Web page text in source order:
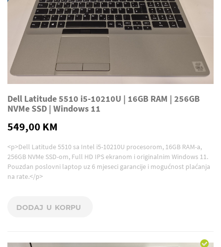
Dell Latitude 5510 i5-10210U | 16GB RAM | 256GB
NVMe SSD | Windows 11
549,00 KM
<p>Dell Latitude 5510 sa Intel i5-10210U procesorom, 16GB RAM-a,
256GB NVMe SSD-om, Full HD IPS ekranom i originalnim Windows 11.
Pouzdan poslovni laptop uz 6 mjeseci garancije i mogućnost plaćanja
na rate.</p>
DODAJ U KORPU